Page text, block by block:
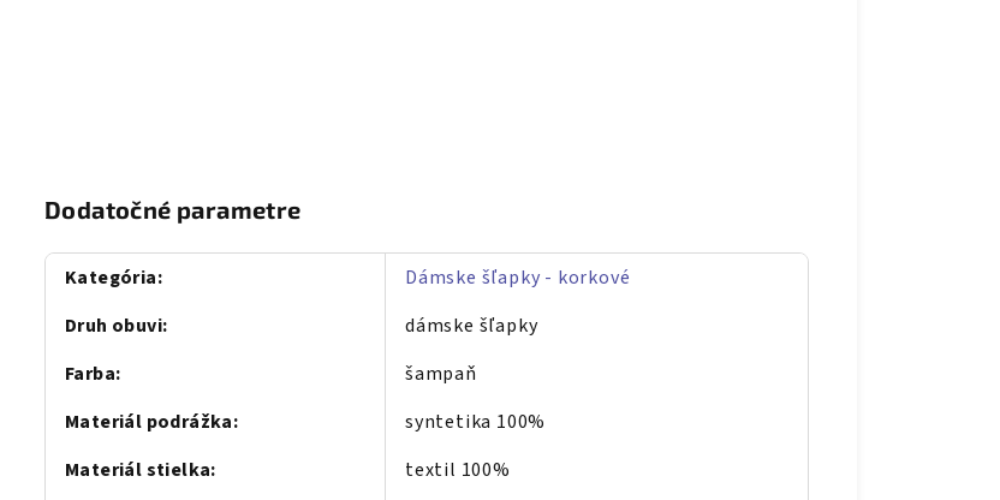
Dodatočné parametre
Kategória:
Dámske šľapky - korkové
Druh obuvi:
dámske šľapky
Farba:
šampaň
Materiál podrážka:
syntetika 100%
Materiál stielka:
textil 100%